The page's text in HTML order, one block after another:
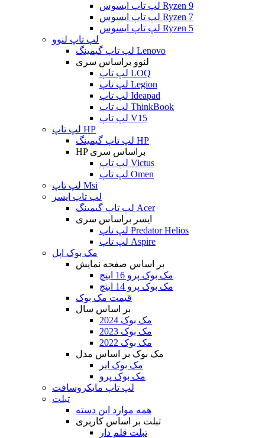
لپ تاپ ایسوس Ryzen 9
لپ تاپ ایسوس Ryzen 7
لپ تاپ ایسوس Ryzen 5
لپ تاپ لنوو
لپ تاپ گیمینگ Lenovo
لنوو براساس سری
لپ تاپ LOQ
لپ تاپ Legion
لپ تاپ Ideapad
لپ تاپ ThinkBook
لپ تاپ V15
لپ تاپ HP
لپ تاپ گیمینگ HP
HP براساس سری
لپ تاپ Victus
لپ تاپ Omen
لپ تاپ Msi
لپ تاپ ایسر
لپ تاپ گیمینگ Acer
ایسر براساس سری
لپ تاپ Predator Helios
لپ تاپ Aspire
مک بوک اپل
بر اساس صفحه نمایش
مک بوک پرو 16 اینچ
مک بوک پرو 14 اینچ
قیمت مک بوک
بر اساس سال
مک بوک 2024
مک بوک 2023
مک بوک 2022
مک بوک بر اساس مدل
مک بوک ایر
مک بوک پرو
لپ تاپ مایکروسافت
تبلت
همه موارد این دسته
تبلت بر اساس کاربری
تبلت قلم دار